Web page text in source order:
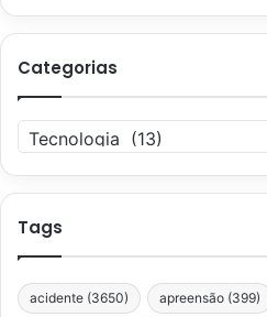
Categorias
Categorias
Tags
acidente (3650) apreensão (399)